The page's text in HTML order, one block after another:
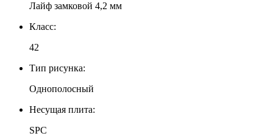
Лайф замковой 4,2 мм
Класс:
42
Тип рисунка:
Однополосный
Несущая плита:
SPC